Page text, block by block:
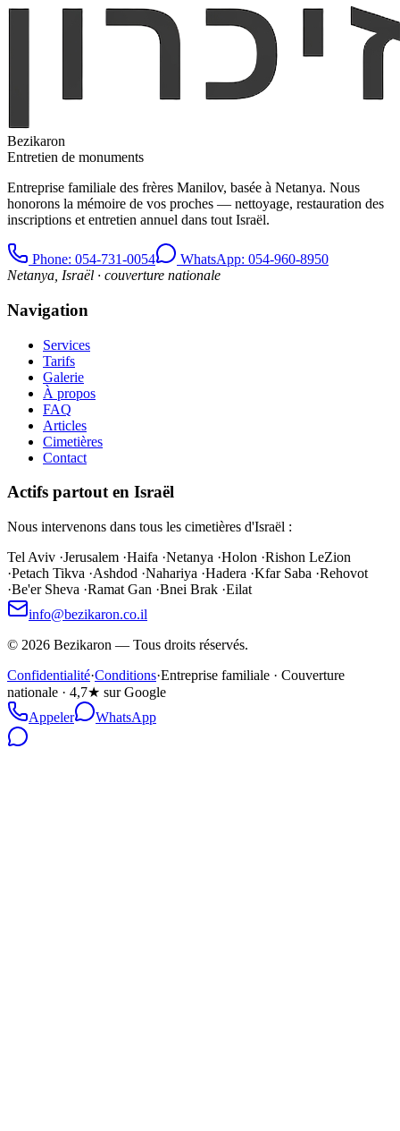
Bezikaron
Entretien de monuments
Entreprise familiale des frères Manilov, basée à Netanya. Nous
honorons la mémoire de vos proches — nettoyage, restauration des
inscriptions et entretien annuel dans tout Israël.
Phone: 054-731-0054
WhatsApp: 054-960-8950
Netanya, Israël · couverture nationale
Navigation
Services
Tarifs
Galerie
À propos
FAQ
Articles
Cimetières
Contact
Actifs partout en Israël
Nous intervenons dans tous les cimetières d'Israël :
Tel Aviv ·Jerusalem ·Haifa ·Netanya ·Holon ·Rishon LeZion
·Petach Tikva ·Ashdod ·Nahariya ·Hadera ·Kfar Saba ·Rehovot
·Be'er Sheva ·Ramat Gan ·Bnei Brak ·Eilat
info@bezikaron.co.il
© 2026 Bezikaron — Tous droits réservés.
Confidentialité·Conditions·Entreprise familiale · Couverture
nationale · 4,7★ sur Google
Appeler
WhatsApp